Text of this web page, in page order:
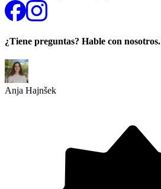
¿Tiene preguntas? Hable con nosotros.
Anja Hajnšek